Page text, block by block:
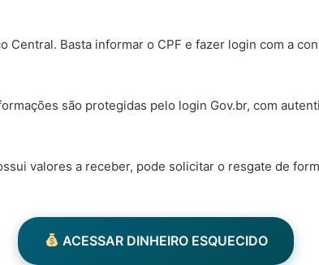
Basta informar o CPF e fazer login com a
são protegidas pelo login Gov.br, com
valores a receber, pode solicitar o resgate de
ACESSAR DINHEIRO ESQUECIDO